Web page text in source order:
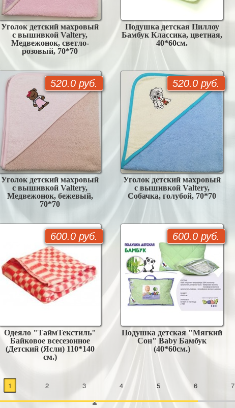
Уголок детский махровый
с вышивкой Valtery,
Медвежонок, светло-
розовый, 70*70
Подушка детская Пиллоу
Бамбук Классика, цветная,
40*60см.
Уголок детский махровый
с вышивкой Valtery,
Медвежонок, бежевый,
70*70
520.0 руб.
Уголок детский махровый
с вышивкой Valtery,
Собачка, голубой, 70*70
520.0 руб.
Одеяло "ТаймТекстиль"
Байковое всесезонное
(Детский (Ясли) 110*140
см.)
600.0 руб.
Подушка детская "Мягкий
Сон" Baby Бамбук
(40*60см.)
600.0 руб.
1 2 3 4 5 6 7